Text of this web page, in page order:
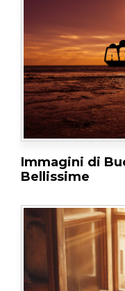
Immagini di
Bellissime